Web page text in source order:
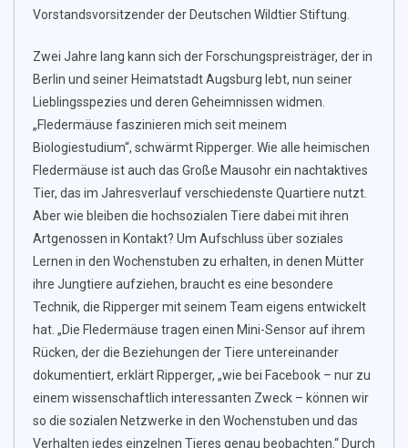
Vorstandsvorsitzender der Deutschen Wildtier Stiftung.
Zwei Jahre lang kann sich der Forschungspreisträger, der in
Berlin und seiner Heimatstadt Augsburg lebt, nun seiner
Lieblingsspezies und deren Geheimnissen widmen.
„Fledermäuse faszinieren mich seit meinem
Biologiestudium“, schwärmt Ripperger. Wie alle heimischen
Fledermäuse ist auch das Große Mausohr ein nachtaktives
Tier, das im Jahresverlauf verschiedenste Quartiere nutzt.
Aber wie bleiben die hochsozialen Tiere dabei mit ihren
Artgenossen in Kontakt? Um Aufschluss über soziales
Lernen in den Wochenstuben zu erhalten, in denen Mütter
ihre Jungtiere aufziehen, braucht es eine besondere
Technik, die Ripperger mit seinem Team eigens entwickelt
hat. „Die Fledermäuse tragen einen Mini-Sensor auf ihrem
Rücken, der die Beziehungen der Tiere untereinander
dokumentiert, erklärt Ripperger, „wie bei Facebook – nur zu
einem wissenschaftlich interessanten Zweck – können wir
so die sozialen Netzwerke in den Wochenstuben und das
Verhalten jedes einzelnen Tieres genau beobachten.“ Durch